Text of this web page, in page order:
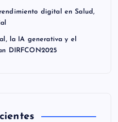
digital en Salud,
la IA generativa y el
DIRFCON2025